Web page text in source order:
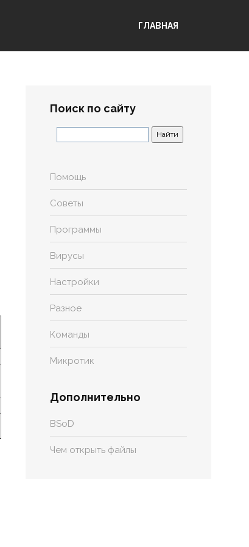
ГЛАВНАЯ
Поиск по сайту
Помощь
Советы
Программы
Вирусы
Настройки
Разное
Команды
Микротик
Дополнительно
BSoD
Чем открыть файлы